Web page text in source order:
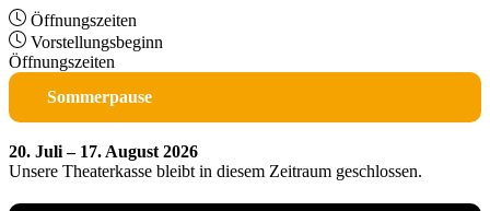
Öffnungszeiten
Vorstellungsbeginn
Öffnungszeiten
Sommerpause
20. Juli – 17. August 2026
Unsere Theaterkasse bleibt in diesem Zeitraum geschlossen.